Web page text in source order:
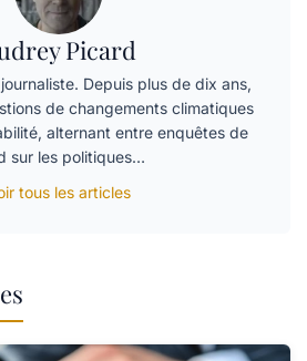
Picard
Depuis plus de dix ans,
de changements climatiques
alternant entre enquêtes de
sur les politiques…
tous les articles